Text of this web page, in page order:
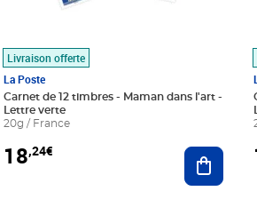
au panier
Livraison offerte
La Poste
Carnet de 12 timbres - Maman dans l'art -
Lettre verte
20g / France
18,24€ Ajouter